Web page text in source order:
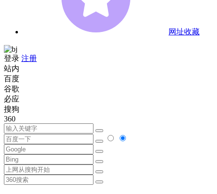
网址收藏
登录 注册
站内
百度
谷歌
必应
搜狗
360